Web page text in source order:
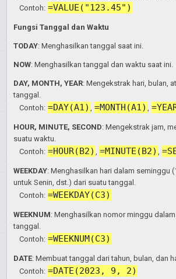
Contoh: =VALUE("123.45")
Fungsi Tanggal dan Waktu
TODAY: Menghasilkan tanggal saat ini.
NOW: Menghasilkan tanggal dan waktu saat ini.
DAY, MONTH, YEAR: Mengekstrak hari, bulan,
tanggal.
Contoh: =DAY(A1) =MONTH(A1)
HOUR, MINUTE, SECOND: Mengekstrak jam,
suatu waktu.
Contoh: =HOUR(B2) =MINUTE(B2)
WEEKDAY: Menghasilkan hari dalam seminggu
untuk Senin, dst.) dari suatu tanggal.
Contoh: =WEEKDAY(C3)
WEEKNUM: Menghasilkan nomor minggu
tanggal.
Contoh: =WEEKNUM(C3)
DATE: Membuat tanggal dari tahun, bulan, dan
Contoh: =DATE(2023, 9, 2)